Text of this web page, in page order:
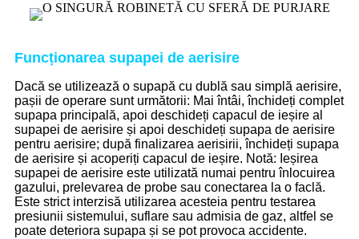
Funcționarea supapei de aerisire
Dacă se utilizează o supapă cu dublă sau simplă aerisire,
pașii de operare sunt următorii: Mai întâi, închideți complet
supapa principală, apoi deschideți capacul de ieșire al
supapei de aerisire și apoi deschideți supapa de aerisire
pentru aerisire; după finalizarea aerisirii, închideți supapa
de aerisire și acoperiți capacul de ieșire. Notă: Ieșirea
supapei de aerisire este utilizată numai pentru înlocuirea
gazului, prelevarea de probe sau conectarea la o faclă.
Este strict interzisă utilizarea acesteia pentru testarea
presiunii sistemului, suflare sau admisia de gaz, altfel se
poate deteriora supapa și se pot provoca accidente.